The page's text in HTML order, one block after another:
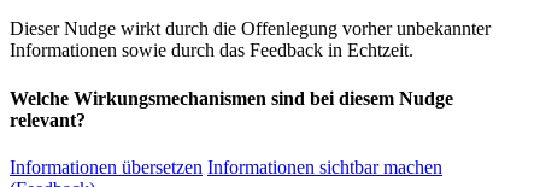
Dieser Nudge wirkt durch die Offenlegung vorher unbekannter
Informationen sowie durch das Feedback in Echtzeit.
Welche Wirkungsmechanismen sind bei diesem Nudge
relevant?
Informationen übersetzen Informationen sichtbar machen